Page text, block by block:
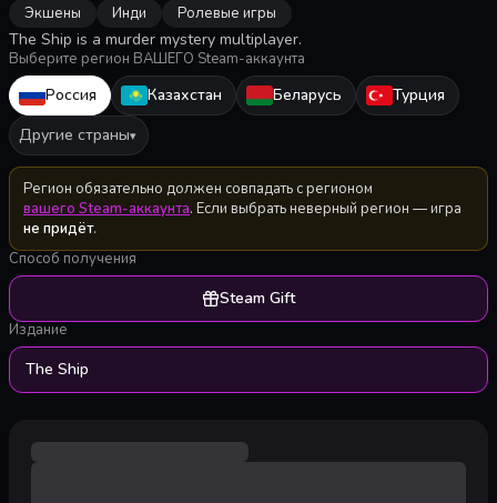
Экшены Инди Ролевые игры
The Ship is a murder mystery multiplayer.
Выберите регион ВАШЕГО Steam-аккаунта
Россия Казахстан Беларусь
Турция
Другие страны▾
Регион обязательно должен совпадать с регионом
вашего Steam-аккаунта. Если выбрать неверный регион — игра
не придёт.
Способ получения
Steam Gift
Издание
The Ship